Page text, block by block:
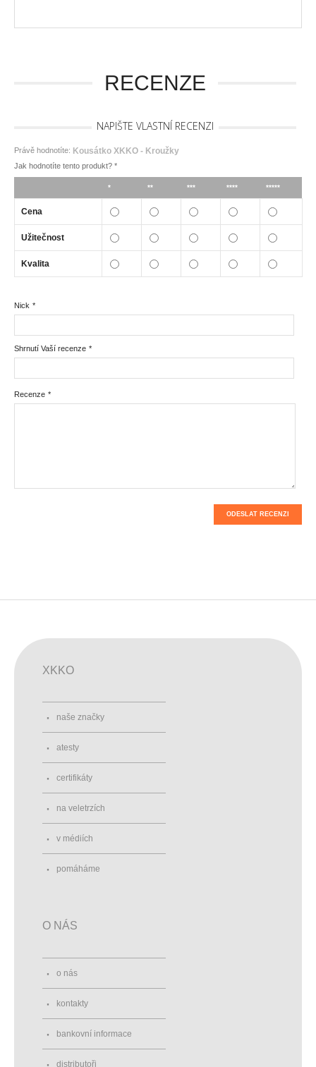
RECENZE
NAPIŠTE VLASTNÍ RECENZI
Právě hodnotíte: Kousátko XKKO - Kroužky
Jak hodnotíte tento produkt? *
* ** *** **** *****
Cena
Užitečnost
Kvalita
*
Nick
*
Shrnutí Vaší recenze
*
Recenze
ODESLAT RECENZI
XKKO
naše značky
atesty
certifikáty
na veletrzích
v médiích
pomáháme
O NÁS
o nás
kontakty
bankovní informace
distributoři